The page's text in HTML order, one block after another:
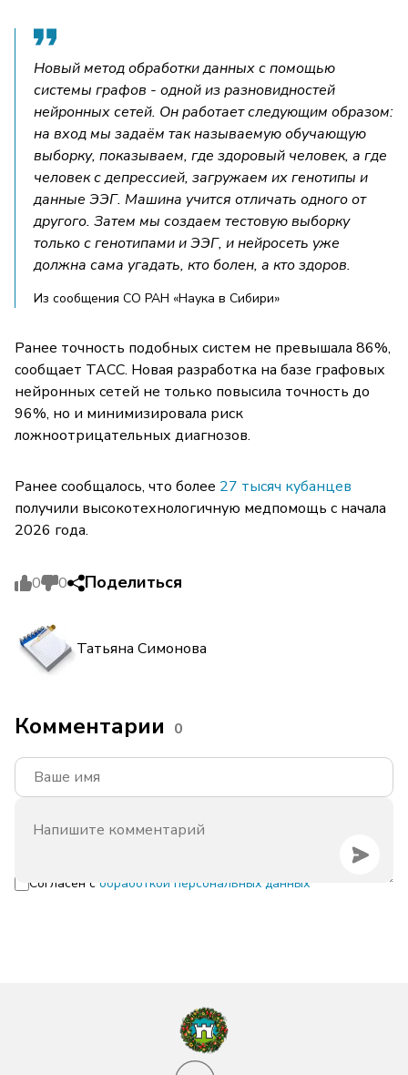
Новый метод обработки данных с помощью
системы графов - одной из разновидностей
нейронных сетей. Он работает следующим образом:
на вход мы задаём так называемую обучающую
выборку, показываем, где здоровый человек, а где
человек с депрессией, загружаем их генотипы и
данные ЭЭГ. Машина учится отличать одного от
другого. Затем мы создаем тестовую выборку
только с генотипами и ЭЭГ, и нейросеть уже
должна сама угадать, кто болен, а кто здоров.
Из сообщения СО РАН «Наука в Сибири»
Ранее точность подобных систем не превышала 86%,
сообщает ТАСС. Новая разработка на базе графовых
нейронных сетей не только повысила точность до
96%, но и минимизировала риск
ложноотрицательных диагнозов.
Ранее сообщалось, что более 27 тысяч кубанцев
получили высокотехнологичную медпомощь с начала
2026 года.
0 0 Поделиться
Татьяна Симонова
Комментарии 0
Согласен с обработкой персональных данных